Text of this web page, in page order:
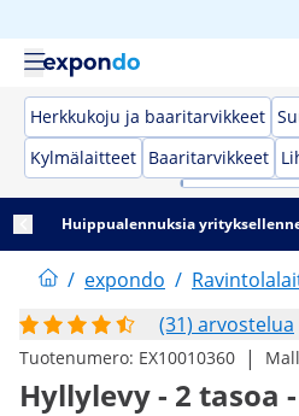
Herkkukoju ja baaritarvikkeet
Kylmälaitteet Baaritarvikkeet
Huippualennuksia
/ expondo /
(31) arvostelua
Tuotenumero: EX10010360 |
Hyllylevy - 2 tasoa